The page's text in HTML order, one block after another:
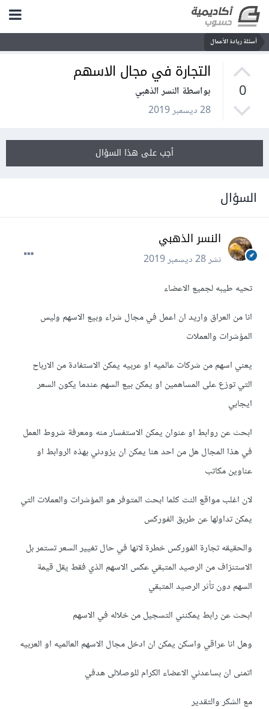
أسئلة ريادة الأعمال
0
التجارة في مجال الاسهم
بواسطة النسر الذهبي
28 ديسمبر 2019
أجب على هذا السؤال
السؤال
النسر الذهبي
نشر28 ديسمبر 2019
تحيه طيبه لجميع الاعضاء
انا من العراق واريد ان اعمل في مجال شراء وبيع الاسهم وليس
المؤشرات والعملات
يعني اسهم من شركات عالميه او عربيه يمكن الاستفادة من الارباح
التي توزع على المساهمين او يمكن بيع السهم عندما يكون السعر
ايجابي
ابحث عن روابط او عنوان يمكن الاستفسار منه ومعرفة شروط العمل
في هذا المجال هل من احد هنا يمكن ان يزودني بهذه الروابط او
عناوين مكاتب
لان اغلب مواقع النت كلما ابحث المتوفر هو المؤشرات والعملات التي
يمكن تداولها عن طربق الفوركس
والحقيقه تجارة الفوركس خطرة لانها في حال تغيير السعر تستمر بل
الاستنزاف من الرصيد المتبقي عكس الاسهم الذي فقط يقل قيمة
السهم دون تأثر الرصيد المتبقي
ابحث عن رابط يمكنني التسجيل من خلاله في الاسهم
وهل انا عراقي واسكن يمكن ان ادخل مجال الاسهم العالميه او العربيه
اتمنى ان بساعدني الاعضاء الكرام للوصلالى هدفي
مع الشكر والتقدير